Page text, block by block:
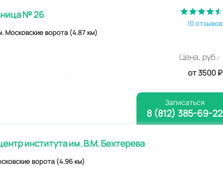
№ 26
Московские ворота (4.87 км)
10 отзывов
Цена, руб.:
от 3500₽
Записаться
8 (812) 385-69-22
института им. В.М. Бехтерева
ворота (4.96 км)